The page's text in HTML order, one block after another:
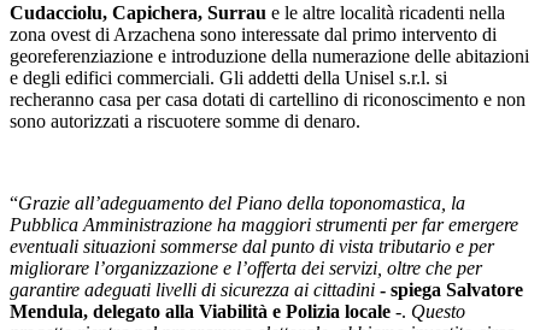
Cudacciolu, Capichera, Surrau e le altre località ricadenti nella
zona ovest di Arzachena sono interessate dal primo intervento di
georeferenziazione e introduzione della numerazione delle abitazioni
e degli edifici commerciali. Gli addetti della Unisel s.r.l. si
recheranno casa per casa dotati di cartellino di riconoscimento e non
sono autorizzati a riscuotere somme di denaro.
“Grazie all’adeguamento del Piano della toponomastica, la
Pubblica Amministrazione ha maggiori strumenti per far emergere
eventuali situazioni sommerse dal punto di vista tributario e per
migliorare l’organizzazione e l’offerta dei servizi, oltre che per
garantire adeguati livelli di sicurezza ai cittadini - spiega Salvatore
Mendula, delegato alla Viabilità e Polizia locale -. Questo